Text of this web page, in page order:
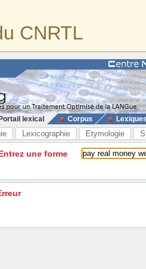
CNRTL
Portail lexical Corpus
Lexicographie Etymologie
une forme